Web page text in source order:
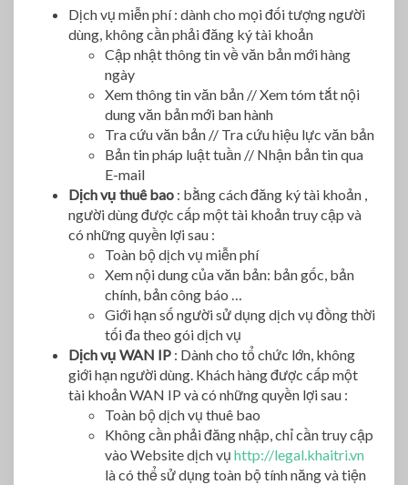
Dịch vụ miễn phí : dành cho mọi đối tượng người
dùng, không cần phải đăng ký tài khoản
Cập nhật thông tin về văn bản mới hàng
ngày
Xem thông tin văn bản // Xem tóm tắt nội
dung văn bản mới ban hành
Tra cứu văn bản // Tra cứu hiệu lực văn bản
Bản tin pháp luật tuần // Nhận bản tin qua
E-mail
Dịch vụ thuê bao : bằng cách đăng ký tài khoản ,
người dùng được cấp một tài khoản truy cập và
có những quyền lợi sau :
Toàn bộ dịch vụ miễn phí
Xem nội dung của văn bản: bản gốc, bản
chính, bản công báo …
Giới hạn số người sử dụng dịch vụ đồng thời
tối đa theo gói dịch vụ
Dịch vụ WAN IP : Dành cho tổ chức lớn, không
giới hạn người dùng. Khách hàng được cấp một
tài khoản WAN IP và có những quyền lợi sau :
Toàn bộ dịch vụ thuê bao
Không cần phải đăng nhập, chỉ cần truy cập
vào Website dịch vụ http://legal.khaitri.vn
là có thể sử dụng toàn bộ tính năng và tiện